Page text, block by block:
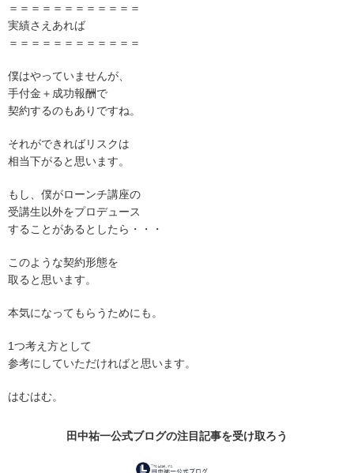
＝＝＝＝＝＝＝＝＝＝＝＝
実績さえあれば
＝＝＝＝＝＝＝＝＝＝＝＝
僕はやっていませんが、
手付金＋成功報酬で
契約するのもありですね。
それができればリスクは
相当下がると思います。
もし、僕がローンチ講座の
受講生以外をプロデュース
することがあるとしたら・・・
このような契約形態を
取ると思います。
本気になってもらうためにも。
1つ考え方として
参考にしていただければと思います。
はむはむ。
田中祐一公式ブログの注目記事を受け取ろう